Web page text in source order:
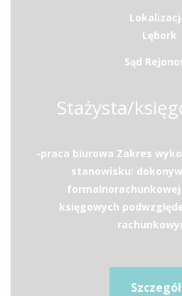
Lębork
Sąd
Stażysta/
-praca biurowa Zakres
stanowisku:
księgowych